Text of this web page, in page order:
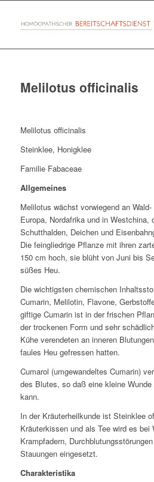
Melilotus officinalis
Melilotus officinalis
Steinklee, Honigklee
Familie Fabaceae
Allgemeines
Melilotus wächst vorwiegend an
Europa, Nordafrika und in Westchina,
Schutthalden, Deichen und
Die feingliedrige Pflanze mit ihren
150 cm hoch, sie blüht von Juni bis
süßes Heu.
Die wichtigsten chemischen
Cumarin, Melilotin, Flavone,
giftige Cumarin ist in der frischen
der trockenen Form und sehr
Kühe verendeten an inneren
faules Heu gefressen hatten.
Cumarol (umgewandeltes Cumarin)
des Blutes, so daß eine kleine Wunde
kann.
In der Kräuterheilkunde ist Steinklee
Kräuterkissen und als Tee wird es bei
Krampfadern,
Stauungen eingesetzt.
Charakteristika